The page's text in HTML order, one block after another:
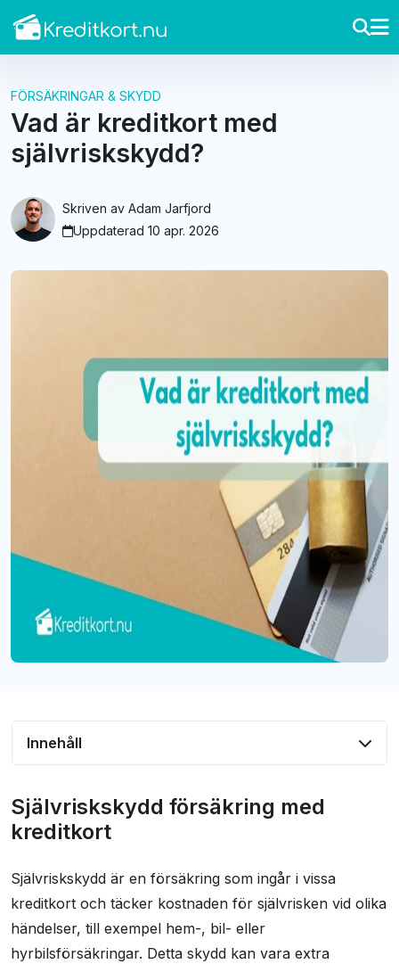
FÖRSÄKRINGAR & SKYDD
Vad är kreditkort med
självriskskydd?
Skriven av Adam Jarfjord
Uppdaterad 10 apr. 2026
Innehåll
Vad är självrisk?
Hur kreditgivare hanterar självrisken
Fördelar och nackdelar med självriskskydd
Jämföra och välja kreditkort med självriskskydd
Självriskskydd försäkring med
kreditkort
Självriskskydd är en försäkring som ingår i vissa
kreditkort och täcker kostnaden för självrisken vid olika
händelser, till exempel hem-, bil- eller
hyrbilsförsäkringar. Detta skydd kan vara extra